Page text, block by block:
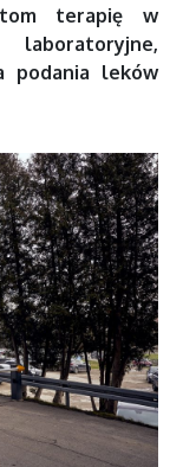
terapię w
laboratoryjne,
podania leków